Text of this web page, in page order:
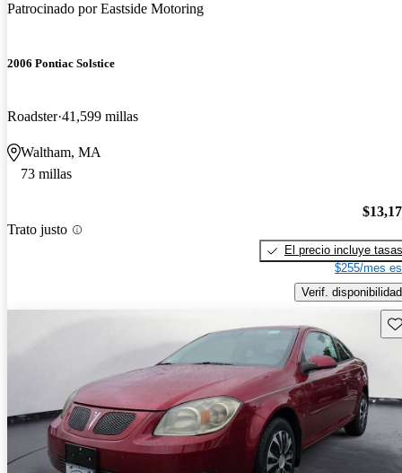
Patrocinado porEastside Motoring
2006 Pontiac Solstice
Roadster 41,599 millas
Waltham, MA
73 millas
Trato justo
El precio incluye tasas
$255/mes
Verif. disponibilidad